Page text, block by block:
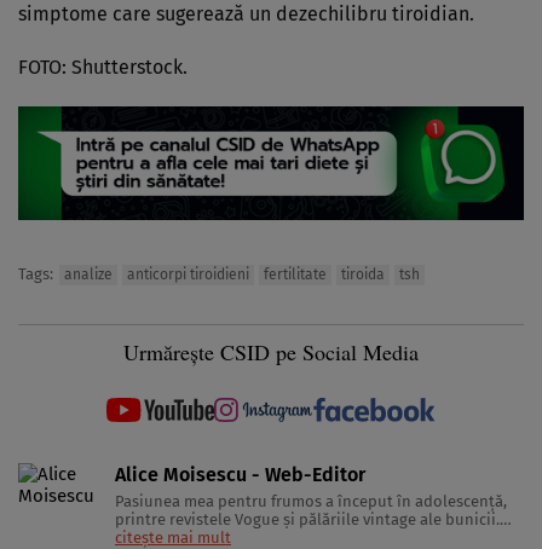
simptome care sugerează un dezechilibru tiroidian.
FOTO: Shutterstock.
Tags: analize anticorpi tiroidieni fertilitate tiroida tsh
Urmărește CSID pe Social Media
Alice Moisescu - Web-Editor
Pasiunea mea pentru frumos a început în adolescență,
printre revistele Vogue și pălăriile vintage ale bunicii.
Astăzi, am transformat acea fascinație într-o misiune:
citește mai mult